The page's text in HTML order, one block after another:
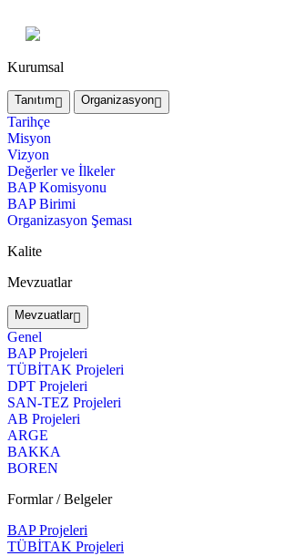
Kurumsal
Tanıtım Organizasyon
Tarihçe
Misyon
Vizyon
Değerler ve İlkeler
BAP Komisyonu
BAP Birimi
Organizasyon Şeması
Kalite
Mevzuatlar
Mevzuatlar
Genel
BAP Projeleri
TÜBİTAK Projeleri
DPT Projeleri
SAN-TEZ Projeleri
AB Projeleri
ARGE
BAKKA
BOREN
Formlar / Belgeler
BAP Projeleri
TÜBİTAK Projeleri